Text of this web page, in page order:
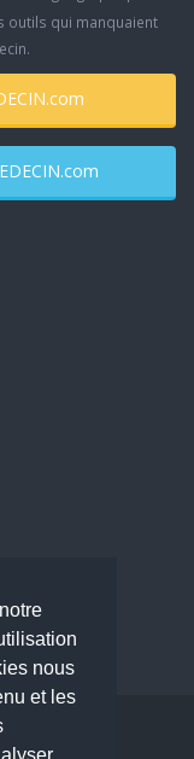
nous
et les
outils qui manquaient